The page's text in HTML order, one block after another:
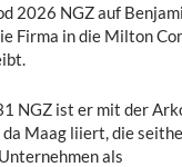
2026 NGZ auf
Firma in die Milton
NGZ ist er mit der
da Maag liiert, die
als